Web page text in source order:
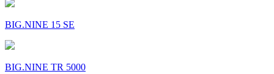
BIG.NINE 15 SE
BIG.NINE TR 5000